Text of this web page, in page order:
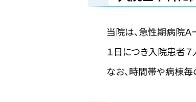
当院は、急性期病院Ａ
１日につき入院患者
なお、時間帯や病棟毎